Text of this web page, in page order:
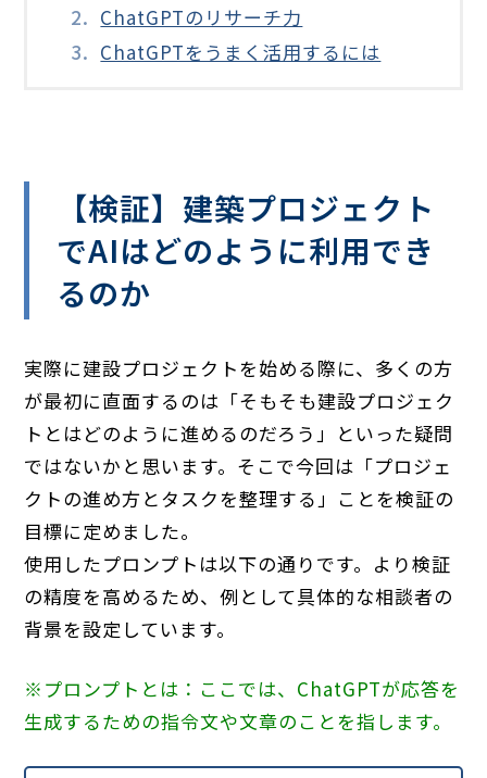
ChatGPTのリサーチ力
ChatGPTをうまく活用するには
【検証】建築プロジェクト
でAIはどのように利用でき
るのか
実際に建設プロジェクトを始める際に、多くの方
が最初に直面するのは「そもそも建設プロジェク
トとはどのように進めるのだろう」といった疑問
ではないかと思います。そこで今回は 「プロジェ
クトの進め方とタスクを整理する」 ことを検証の
目標に定めました。
使用したプロンプトは以下の通りです。より検証
の精度を高めるため、例として具体的な相談者の
背景を設定しています。
※プロンプトとは：ここでは、ChatGPTが応答を
生成するための指令文や文章のことを指します。